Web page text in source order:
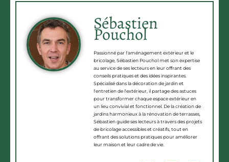
Sébastien
Pouchol
Passionné par l'aménagement extérieur et le
bricolage, Sébastien Pouchol met son expertise
au service de ses lecteurs en leur offrant des
conseils pratiques et des idées inspirantes.
Spécialisé dans la décoration de jardin et
l'entretien de l'extérieur, il partage des astuces
pour transformer chaque espace extérieur en
un lieu convivial et fonctionnel. De la création de
jardins harmonieux à la rénovation de terrasses,
Sébastien guide ses lecteurs à travers des projets
de bricolage accessibles et créatifs, tout en
offrant des solutions pratiques pour améliorer
leur maison et leur cadre de vie.